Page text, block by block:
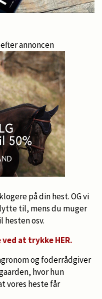
annoncen
på din hest. OG vi
til, mens du muger
osv.
at trykke HER.
og foderrådgiver
hvor hun
vores heste får